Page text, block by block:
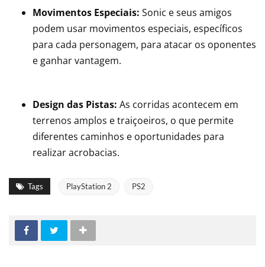
Movimentos Especiais: Sonic e seus amigos
podem usar movimentos especiais, específicos
para cada personagem, para atacar os oponentes
e ganhar vantagem.
Design das Pistas: As corridas acontecem em
terrenos amplos e traiçoeiros, o que permite
diferentes caminhos e oportunidades para
realizar acrobacias.
Tags PlayStation 2 PS2